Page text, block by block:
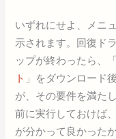
いずれにせよ、メニ
示されます。回復ド
ップが終わったら、
ト 」をダウンロード
が、その要件を満た
前に実行しておけば
が分かって良かった